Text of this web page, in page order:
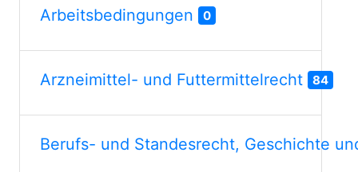
Arbeitsbedingungen 0
Arzneimittel- und Futtermittelrecht 84
Berufs- und Standesrecht, Geschichte